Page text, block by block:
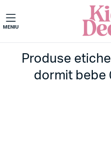
MENIU
Produse
dormit bebe